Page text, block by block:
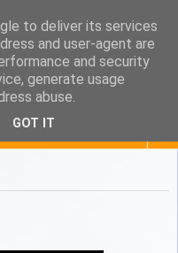
you...tea
to deliver its services
and user-agent are
and security
generate usage
abuse.
GOT IT